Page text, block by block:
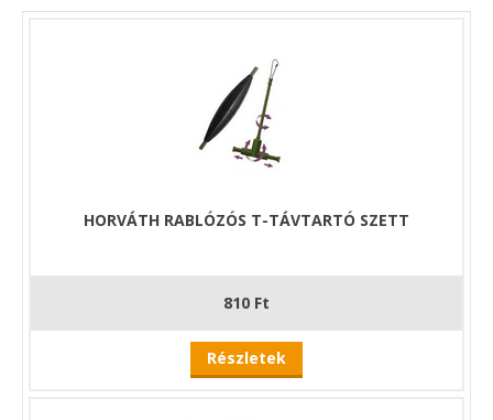
HORVÁTH RABLÓZÓS T-TÁVTARTÓ SZETT
810 Ft
Részletek